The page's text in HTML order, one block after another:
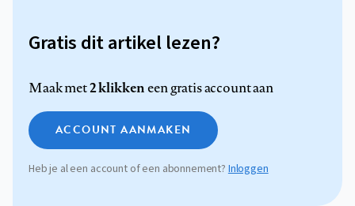
Gratis dit artikel lezen?
Maak met2 klikkeneen gratis account aan
ACCOUNT AANMAKEN
Heb je al een account of een abonnement? Inloggen